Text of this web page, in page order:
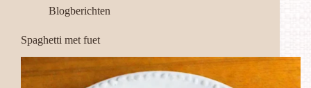
Blogberichten
Spaghetti met fuet